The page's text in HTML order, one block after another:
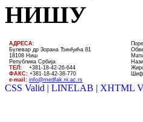
НИШУ
AДРЕСА:
Булевар др Зорана Ђинђића 81
18108 Ниш
Република Србија
ТЕЛ: +381-18-42-26-644
ФАКС: +381-18-42-38-770
e-mail: info@medfak.ni.ac.rs
CSS Valid | LINELAB | XHTML